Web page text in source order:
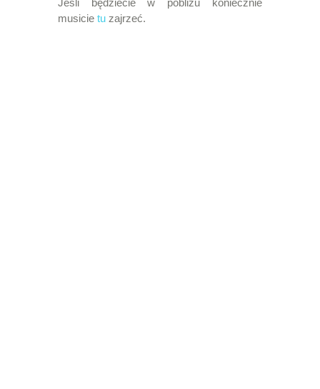
Jeśli będziecie w pobliżu koniecznie
musicie tuzajrzeć.